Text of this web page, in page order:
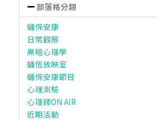
部落格分類
蛹保安康
日常觀察
黑暗心理學
蛹恆放映室
蛹保安康節目
心理測驗
心理師ON AIR
近期活動